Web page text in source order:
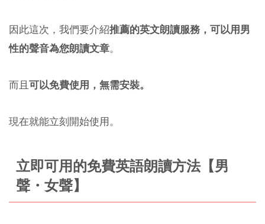
因此這次，我們要介紹推薦的英文朗讀服務，可以用男
性的聲音為您朗讀文章。
而且可以免費使用，無需安裝。
現在就能立刻開始使用。
立即可用的免費英語朗讀方法【男
聲・女聲】